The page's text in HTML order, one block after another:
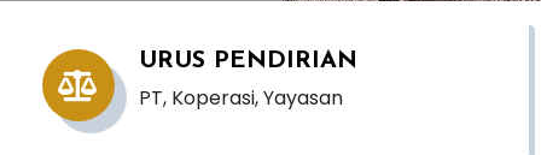
URUS PENDIRIAN
PT, Koperasi, Yayasan